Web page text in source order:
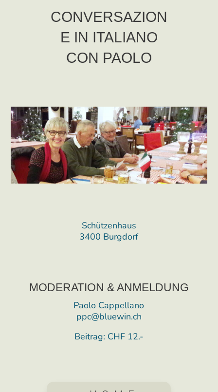
CONVERSAZION
E IN ITALIANO
CON PAOLO
Schützenhaus
3400 Burgdorf
MODERATION & ANMELDUNG
Paolo Cappellano
ppc@bluewin.ch
Beitrag: CHF 12.-